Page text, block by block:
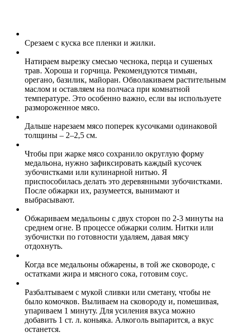
Срезаем с куска все пленки и жилки.
Натираем вырезку смесью чеснока, перца и сушеных
трав. Хороша и горчица. Рекомендуются тимьян,
орегано, базилик, майоран. Обволакиваем растительным
маслом и оставляем на полчаса при комнатной
температуре. Это особенно важно, если вы используете
размороженное мясо.
Дальше нарезаем мясо поперек кусочками одинаковой
толщины – 2–2,5 см.
Чтобы при жарке мясо сохранило округлую форму
медальона, нужно зафиксировать каждый кусочек
зубочистками или кулинарной нитью. Я
приспособилась делать это деревянными зубочистками.
После обжарки их, разумеется, вынимают и
выбрасывают.
Обжариваем медальоны с двух сторон по 2-3 минуты на
среднем огне. В процессе обжарки солим. Нитки или
зубочистки по готовности удаляем, давая мясу
отдохнуть.
Когда все медальоны обжарены, в той же сковороде, с
остатками жира и мясного сока, готовим соус.
Разбалтываем с мукой сливки или сметану, чтобы не
было комочков. Выливаем на сковороду и, помешивая,
упариваем 1 минуту. Для усиления вкуса можно
добавить 1 ст. л. коньяка. Алкоголь выпарится, а вкус
останется.